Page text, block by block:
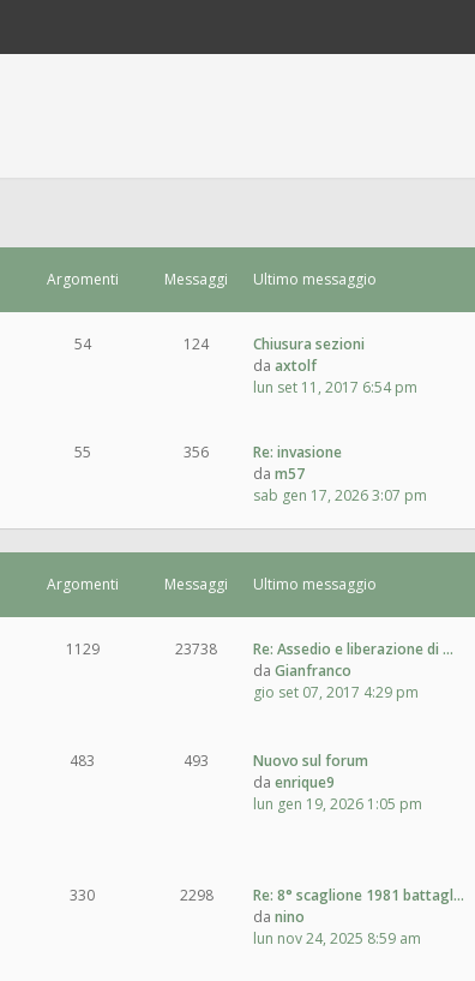
Argomenti Messaggi Ultimo messaggio
54 124
Chiusura sezioni
da axtolf
lun set 11, 2017 6:54 pm
55 356
Re: invasione
da m57
sab gen 17, 2026 3:07 pm
Argomenti Messaggi Ultimo messaggio
1129 23738
Re: Assedio e liberazione di …
da Gianfranco
gio set 07, 2017 4:29 pm
483 493
Nuovo sul forum
da enrique9
lun gen 19, 2026 1:05 pm
330 2298
Re: 8° scaglione 1981 battagl…
da nino
lun nov 24, 2025 8:59 am